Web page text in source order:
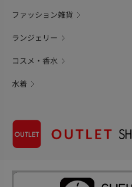
ファッション雑貨
ランジェリー
コスメ・香水
水着